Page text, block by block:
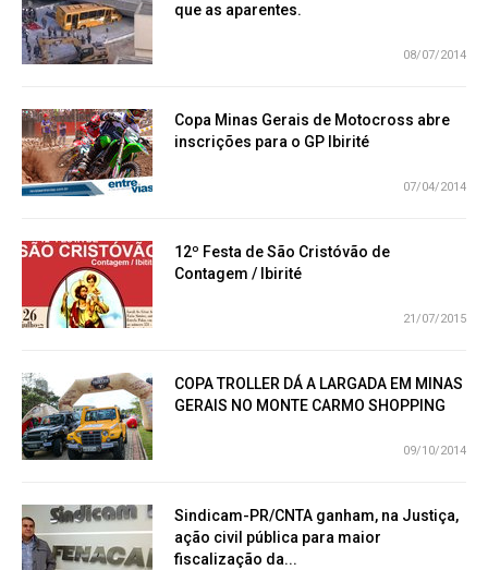
que as aparentes.
08/07/2014
Copa Minas Gerais de Motocross abre
inscrições para o GP Ibirité
07/04/2014
12º Festa de São Cristóvão de
Contagem / Ibirité
21/07/2015
COPA TROLLER DÁ A LARGADA EM MINAS
GERAIS NO MONTE CARMO SHOPPING
09/10/2014
Sindicam-PR/CNTA ganham, na Justiça,
ação civil pública para maior
fiscalização da...